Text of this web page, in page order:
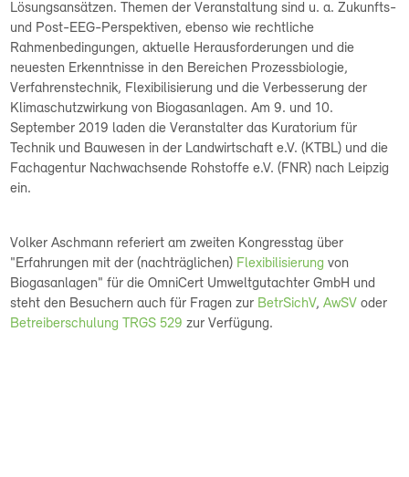
Lösungsansätzen. Themen der Veranstaltung sind u. a. Zukunfts-
und Post-EEG-Perspektiven, ebenso wie rechtliche
Rahmenbedingungen, aktuelle Herausforderungen und die
neuesten Erkenntnisse in den Bereichen Prozessbiologie,
Verfahrenstechnik, Flexibilisierung und die Verbesserung der
Klimaschutzwirkung von Biogasanlagen. Am 9. und 10.
September 2019 laden die Veranstalter das Kuratorium für
Technik und Bauwesen in der Landwirtschaft e.V. (KTBL) und die
Fachagentur Nachwachsende Rohstoffe e.V. (FNR) nach Leipzig
ein.
Volker Aschmann referiert am zweiten Kongresstag über
"Erfahrungen mit der (nachträglichen) Flexibilisierung von
Biogasanlagen" für die OmniCert Umweltgutachter GmbH und
steht den Besuchern auch für Fragen zur BetrSichV,AwSV oder
Betreiberschulung TRGS 529 zur Verfügung.